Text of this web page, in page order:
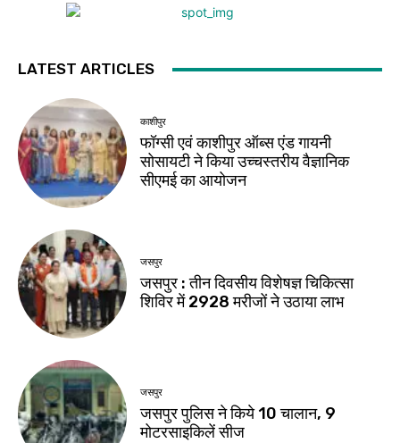
LATEST ARTICLES
काशीपुर
फॉग्सी एवं काशीपुर ऑब्स एंड गायनी
सोसायटी ने किया उच्चस्तरीय वैज्ञानिक
सीएमई का आयोजन
जसपुर
जसपुर : तीन दिवसीय विशेषज्ञ चिकित्सा
शिविर में 2928 मरीजों ने उठाया लाभ
जसपुर
जसपुर पुलिस ने किये 10 चालान, 9
मोटरसाइकिलें सीज